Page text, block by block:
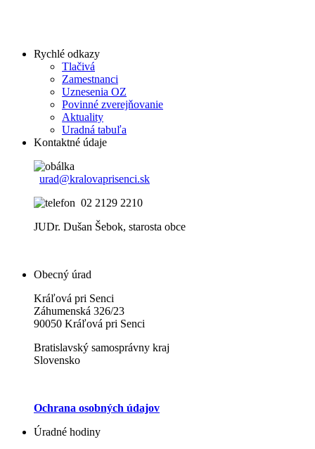
Rychlé odkazy
Tlačivá
Zamestnanci
Uznesenia OZ
Povinné zverejňovanie
Aktuality
Uradná tabuľa
Kontaktné údaje
urad@kralovaprisenci.sk
02 2129 2210
JUDr. Dušan Šebok, starosta obce
Obecný úrad
Kráľová pri Senci
Záhumenská 326/23
90050 Kráľová pri Senci
Bratislavský samosprávny kraj
Slovensko
Ochrana osobných údajov
Úradné hodiny